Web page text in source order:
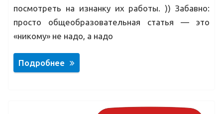
посмотреть на изнанку их работы. )) Забавно:
просто общеобразовательная статья — это
«никому» не надо, а надо
Подробнее